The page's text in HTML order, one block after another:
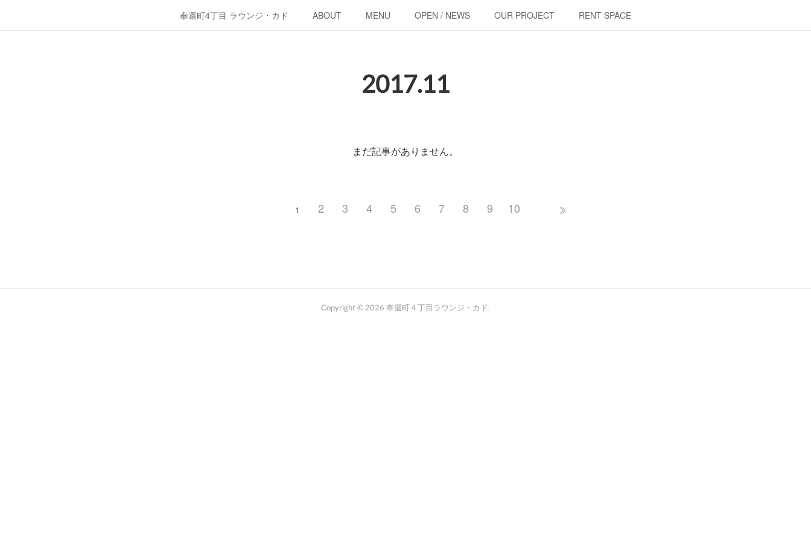
奉還町4丁目 ラウンジ・カド ABOUT MENU OPEN / NEWS OUR PROJECT RENT SPACE
2017.11
まだ記事がありません。
1 2 3 4 5 6 7 8 9 10
Copyright © 2026 奉還町４丁目ラウンジ・カド.